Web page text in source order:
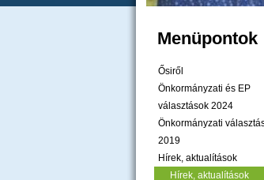
Menüpontok
Ősiről
Önkormányzati és EP
választások 2024
Önkormányzati
2019
Hírek, aktualítások
Hírek, aktualítások